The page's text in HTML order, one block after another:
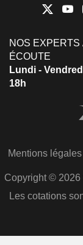
NOS EXPERTS
ÉCOUTE
Lundi -
18h
Mentions légales
Copyright © 2026
Les cotations